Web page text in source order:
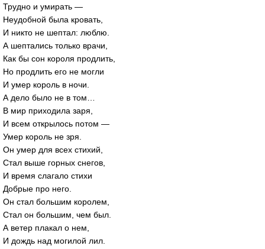
Трудно и умирать —
Неудобной была кровать,
И никто не шептал: люблю.
А шептались только врачи,
Как бы сон короля продлить,
Но продлить его не могли
И умер король в ночи.
А дело было не в том…
В мир приходила заря,
И всем открылось потом —
Умер король не зря.
Он умер для всех стихий,
Стал выше горных снегов,
И время слагало стихи
Добрые про него.
Он стал большим королем,
Стал он большим, чем был.
А ветер плакал о нем,
И дождь над могилой лил.